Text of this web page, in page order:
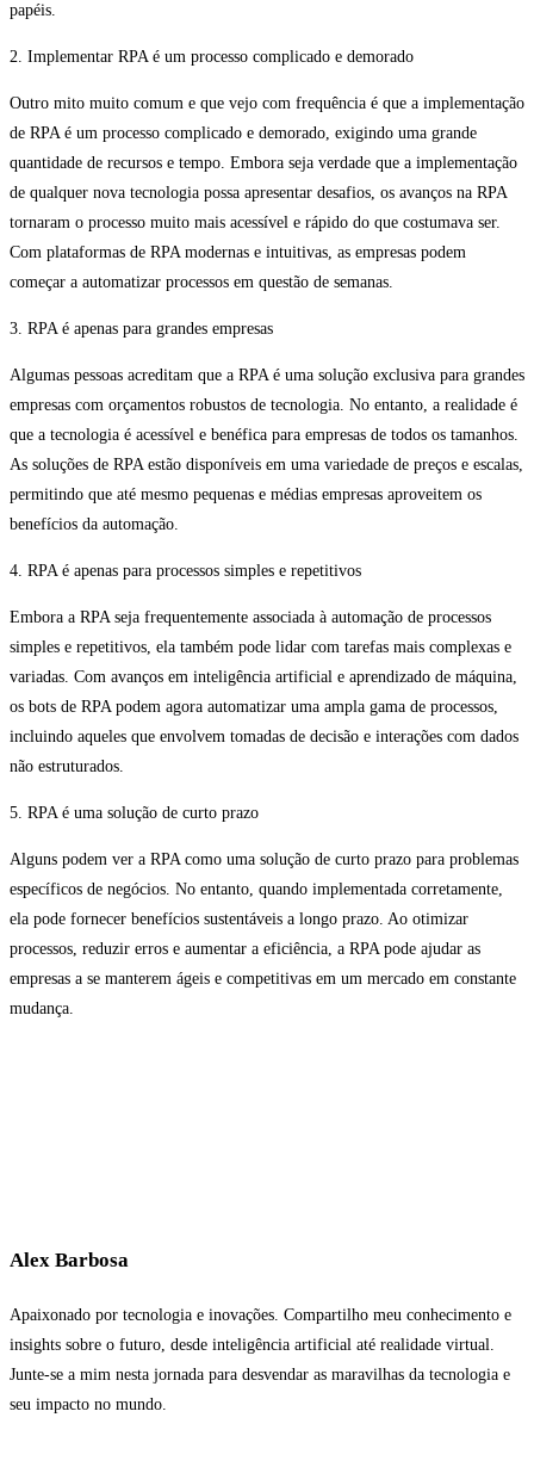
papéis.
2. Implementar RPA é um processo complicado e demorado
Outro mito muito comum e que vejo com frequência é que a implementação
de RPA é um processo complicado e demorado, exigindo uma grande
quantidade de recursos e tempo. Embora seja verdade que a implementação
de qualquer nova tecnologia possa apresentar desafios, os avanços na RPA
tornaram o processo muito mais acessível e rápido do que costumava ser.
Com plataformas de RPA modernas e intuitivas, as empresas podem
começar a automatizar processos em questão de semanas.
3. RPA é apenas para grandes empresas
Algumas pessoas acreditam que a RPA é uma solução exclusiva para grandes
empresas com orçamentos robustos de tecnologia. No entanto, a realidade é
que a tecnologia é acessível e benéfica para empresas de todos os tamanhos.
As soluções de RPA estão disponíveis em uma variedade de preços e escalas,
permitindo que até mesmo pequenas e médias empresas aproveitem os
benefícios da automação.
4. RPA é apenas para processos simples e repetitivos
Embora a RPA seja frequentemente associada à automação de processos
simples e repetitivos, ela também pode lidar com tarefas mais complexas e
variadas. Com avanços em inteligência artificial e aprendizado de máquina,
os bots de RPA podem agora automatizar uma ampla gama de processos,
incluindo aqueles que envolvem tomadas de decisão e interações com dados
não estruturados.
5. RPA é uma solução de curto prazo
Alguns podem ver a RPA como uma solução de curto prazo para problemas
específicos de negócios. No entanto, quando implementada corretamente,
ela pode fornecer benefícios sustentáveis a longo prazo. Ao otimizar
processos, reduzir erros e aumentar a eficiência, a RPA pode ajudar as
empresas a se manterem ágeis e competitivas em um mercado em constante
mudança.
Alex Barbosa
Apaixonado por tecnologia e inovações. Compartilho meu conhecimento e
insights sobre o futuro, desde inteligência artificial até realidade virtual.
Junte-se a mim nesta jornada para desvendar as maravilhas da tecnologia e
seu impacto no mundo.